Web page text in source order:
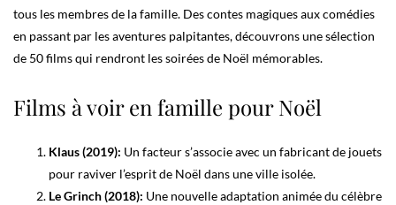
tous les membres de la famille. Des contes magiques aux comédies
en passant par les aventures palpitantes, découvrons une sélection
de 50 films qui rendront les soirées de Noël mémorables.
Films à voir en famille pour Noël
Klaus (2019): Un facteur s’associe avec un fabricant de jouets
pour raviver l’esprit de Noël dans une ville isolée.
Le Grinch (2018): Une nouvelle adaptation animée du célèbre